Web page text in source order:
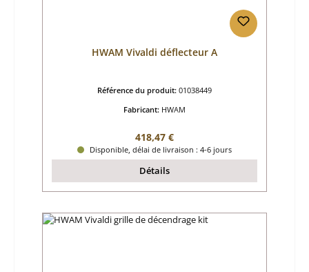
HWAM Vivaldi déflecteur A
Référence du produit: 01038449
Fabricant: HWAM
Prix régulier :
418,47 €
Disponible, délai de livraison : 4-6 jours
Détails